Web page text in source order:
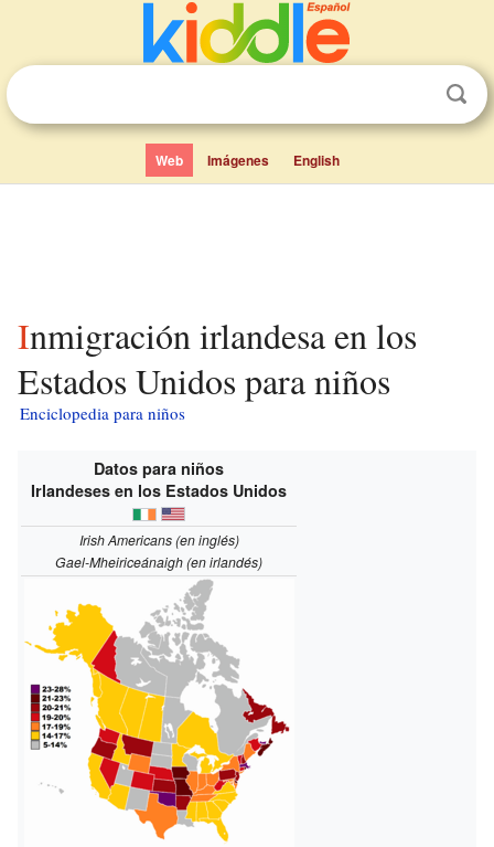
Web Imágenes English
Inmigración irlandesa en los
Estados Unidos para niños
Enciclopedia para niños
Datos para niños
Irlandeses en los Estados Unidos
Irish Americans (en inglés)
Gael-Mheiriceánaigh (en irlandés)